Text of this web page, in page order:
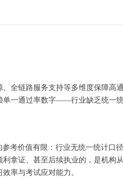
全链路服务支持等多维度保障高
单一通过率数字——行业缺乏统一
考价值有限：行业无统一统计口
拿证、甚至后续执业的，是机构
率与考试应对能力。